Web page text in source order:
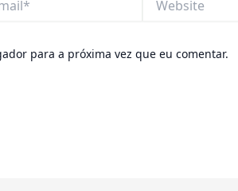
para a próxima vez que eu comentar.